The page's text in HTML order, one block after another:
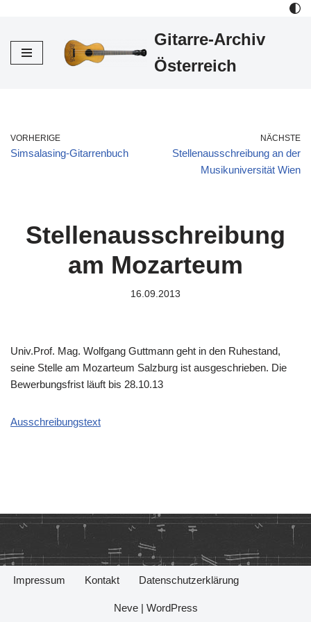
Inhalt
Gitarre-Archiv
Österreich
VORHERIGE
Simsalasing-Gitarrenbuch
NÄCHSTE
Stellenausschreibung an der
Musikuniversität Wien
Stellenausschreibung
am Mozarteum
16.09.2013
Univ.Prof. Mag. Wolfgang Guttmann geht in den Ruhestand,
seine Stelle am Mozarteum Salzburg ist ausgeschrieben. Die
Bewerbungsfrist läuft bis 28.10.13
Ausschreibungstext
Impressum Kontakt Datenschutzerklärung
Neve| WordPress